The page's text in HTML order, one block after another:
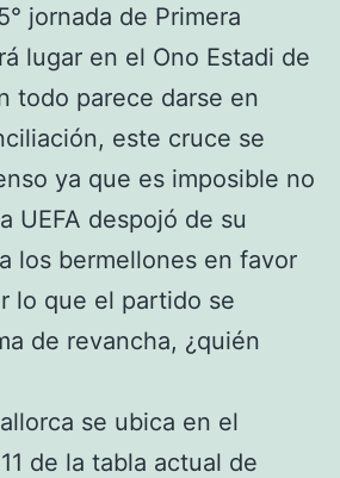
jornada de Primera
lugar en el Ono Estadi de
todo parece darse en
este cruce se
ya que es imposible no
UEFA despojó de su
los bermellones en favor
lo que el partido se
de revancha, ¿quién
se ubica en el
de la tabla actual de